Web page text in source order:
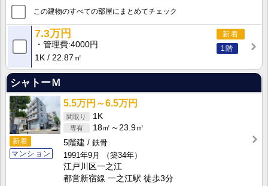
この建物のすべての部屋にまとめてチェック
新着
1階
7.3万円
管理費 4000円
1K
22.87㎡
シャトーＭ
新着
マンション
5.5万円～6.5万円
1K
18㎡～23.9㎡
5階建
鉄骨
1991年9月
（築34年）
江戸川区一之江
都営新宿線 一之江駅 徒歩3分